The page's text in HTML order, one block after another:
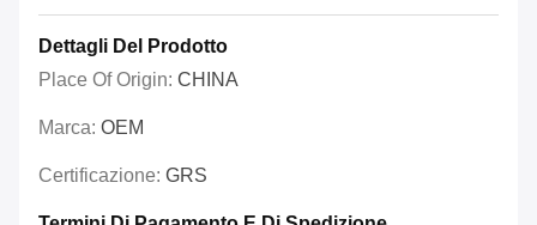
Dettagli Del Prodotto
Place Of Origin: CHINA
Marca: OEM
Certificazione: GRS